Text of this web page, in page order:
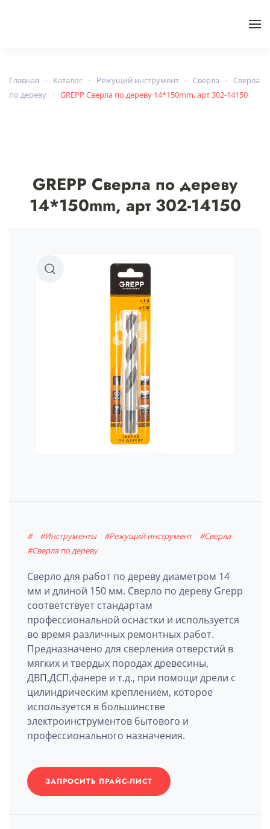
Главная Каталог Режущий инструмент Сверла
Сверла
по дереву
GREPP Сверла по дереву 14*150mm, арт 302-14150
GREPP Сверла по дереву
14*150mm, арт 302-14150
# #Инструменты #Режущий инструмент
#Сверла
#Сверла по дереву
Сверло для работ по дереву диаметром 14
мм и длиной 150 мм. Сверло по дереву Grepp
соответствует стандартам
профессиональной оснастки и используется
во время различных ремонтных работ.
Предназначено для сверления отверстий в
мягких и твердых породах древесины,
ДВП,ДСП,фанере и т.д., при помощи дрели с
цилиндрическим креплением, которое
используется в большинстве
электроинструментов бытового и
профессионального назначения.
ЗАПРОСИТЬ ПРАЙС-ЛИСТ